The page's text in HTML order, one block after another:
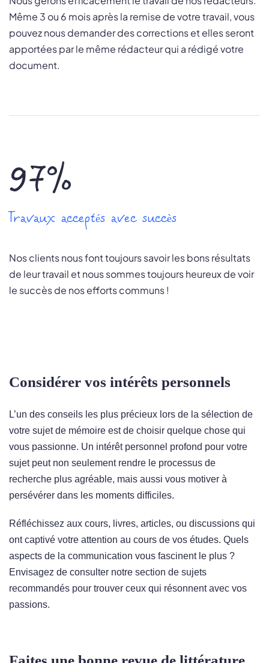
Même 3 ou 6 mois après la remise de votre travail, vous
pouvez nous demander des corrections et elles seront
apportées par le même rédacteur qui a rédigé votre
document.
97%
Travaux acceptés avec succès
Nos clients nous font toujours savoir les bons résultats
de leur travail et nous sommes toujours heureux de voir
le succès de nos efforts communs !
Considérer vos intérêts personnels
L’un des conseils les plus précieux lors de la sélection de
votre sujet de mémoire est de choisir quelque chose qui
vous passionne. Un intérêt personnel profond pour votre
sujet peut non seulement rendre le processus de
recherche plus agréable, mais aussi vous motiver à
persévérer dans les moments difficiles.
Réfléchissez aux cours, livres, articles, ou discussions qui
ont captivé votre attention au cours de vos études. Quels
aspects de la communication vous fascinent le plus ?
Envisagez de consulter notre section de sujets
recommandés pour trouver ceux qui résonnent avec vos
passions.